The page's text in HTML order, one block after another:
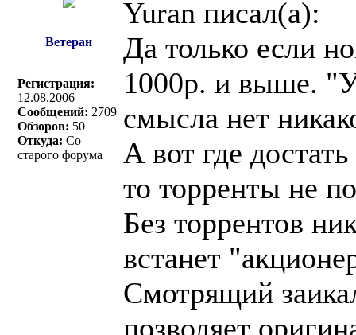
Ветеран
Регистрация:
12.08.2006
Сообщений: 2709
Обзоров: 50
Откуда: Со
старого форума
Yuran писал(a):
Да только если
1000р. и выше.
смысла нет
А вот где
то торренты не
Без торрентов
встанет
Смотрящий
позволяет